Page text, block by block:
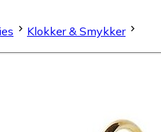
Klokker & Smykker